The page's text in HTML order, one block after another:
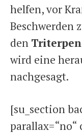
helfen, vor
Beschwerden
den
wird eine
nachgesagt.
[su_section
parallax=“no“